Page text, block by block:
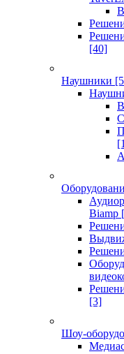
[40]
Наушники
Biamp
[3]
Шоу-